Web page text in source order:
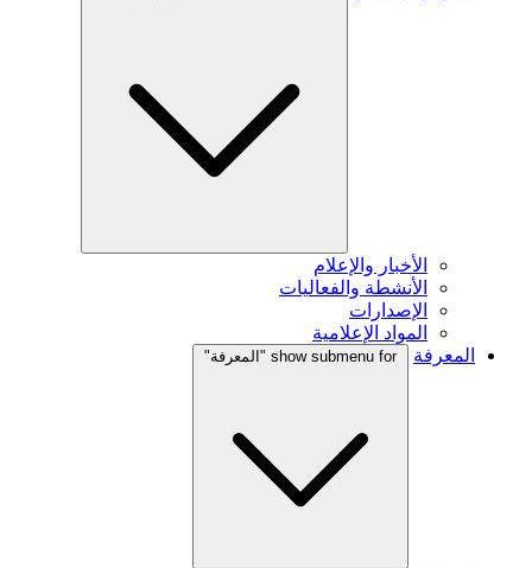
الأخبار والإعلام
الأنشطة والفعاليات
الإصدارات
المواد الإعلامية
المعرفة
show submenu for "المعرفة"